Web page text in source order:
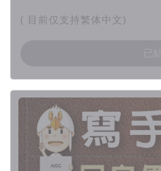
进阶选项中
都是为了顾及
4. 寄
30分钟后到邮箱收取
( 目前仅支持繁体中文)